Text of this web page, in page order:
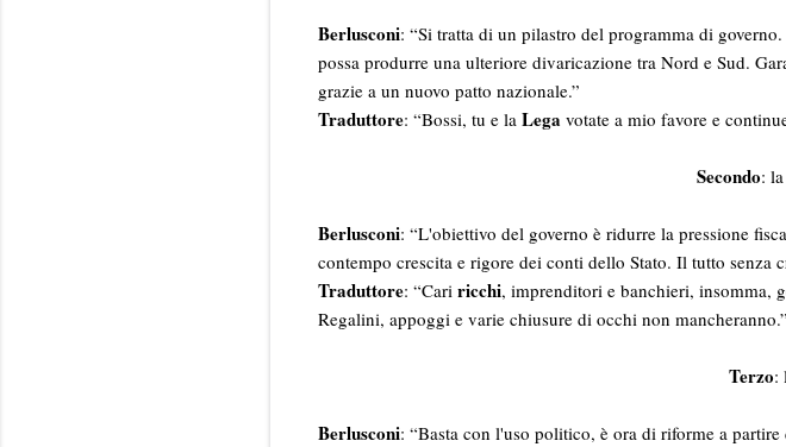
Berlusconi: “Si tratta di un pilastro del programma di
possa produrre una ulteriore divaricazione tra Nord e Sud.
grazie a un nuovo patto nazionale.”
Traduttore: “Bossi, tu e la Lega votate a mio favore e
Secondo:
Berlusconi: “L'obiettivo del governo è ridurre la pressione
contempo crescita e rigore dei conti dello Stato. Il tutto
Traduttore: “Cari ricchi, imprenditori e banchieri, insomma,
Regalini, appoggi e varie chiusure di occhi non mancheranno.”
Terzo:
Berlusconi: “Basta con l'uso politico, è ora di riforme a